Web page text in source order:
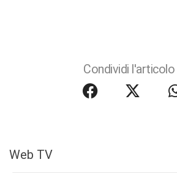
Condividi l'articolo
Web TV